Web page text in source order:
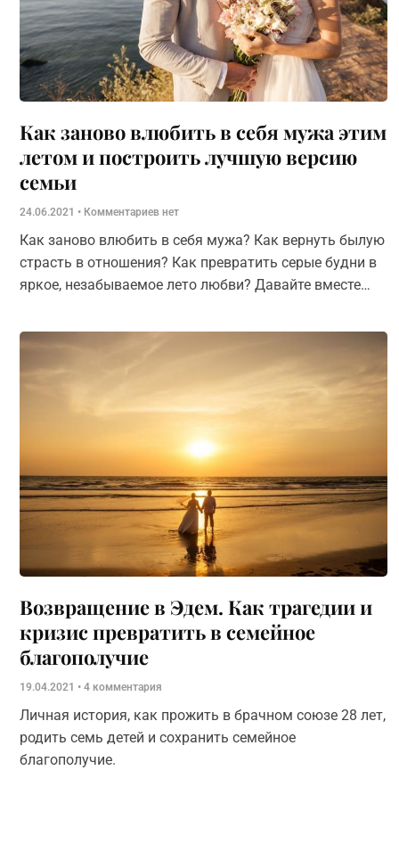
Как заново влюбить в себя мужа этим
летом и построить лучшую версию
семьи
24.06.2021 Комментариев нет
Как заново влюбить в себя мужа? Как вернуть былую
страсть в отношения? Как превратить серые будни в
яркое, незабываемое лето любви? Давайте вместе
Возвращение в Эдем. Как трагедии и
кризис превратить в семейное
благополучие
19.04.2021 4 комментария
Личная история, как прожить в брачном союзе 28 лет,
родить семь детей и сохранить семейное
благополучие.